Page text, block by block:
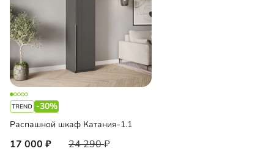
-30%
Распашной шкаф Катания-1.1
17 000 24 290